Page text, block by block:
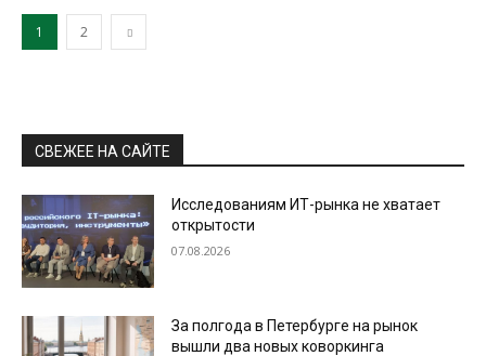
1 2
СВЕЖЕЕ НА САЙТЕ
Исследованиям ИТ-рынка не хватает
открытости
07.08.2026
За полгода в Петербурге на рынок
вышли два новых коворкинга